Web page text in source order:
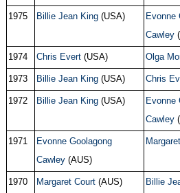
1975 Billie Jean King(USA)
Evonne
Cawley
1974 Chris Evert(USA) Olga
1973 Billie Jean King(USA) Chris
1972 Billie Jean King(USA)
Evonne
Cawley
1971
Evonne Goolagong
Cawley(AUS)
1970 Margaret Court(AUS) Billie